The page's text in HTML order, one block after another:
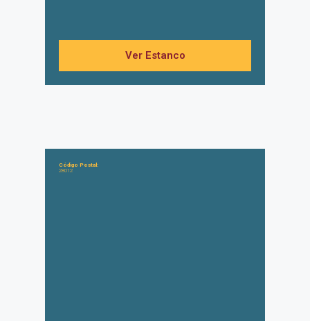
Ver Estanco
Código Postal:
28012